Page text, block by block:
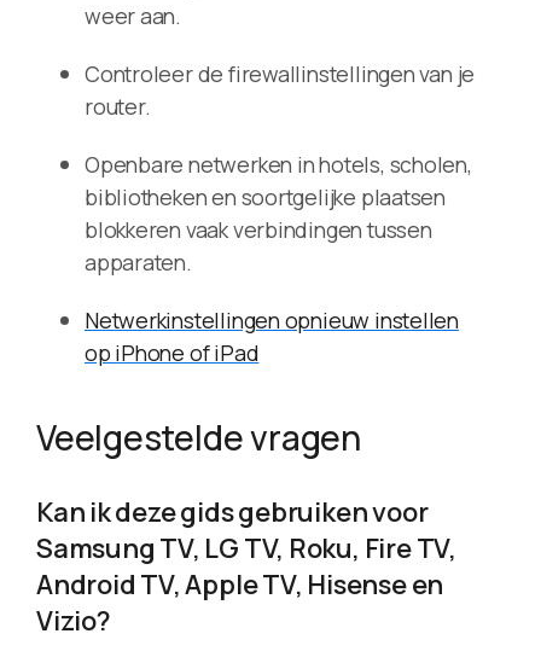
weer aan.
Controleer de firewallinstellingen van je
router.
Openbare netwerken in hotels, scholen,
bibliotheken en soortgelijke plaatsen
blokkeren vaak verbindingen tussen
apparaten.
Netwerkinstellingen opnieuw instellen
op iPhone of iPad
Veelgestelde vragen
Kan ik deze gids gebruiken voor
Samsung TV, LG TV, Roku, Fire TV,
Android TV, Apple TV, Hisense en
Vizio?